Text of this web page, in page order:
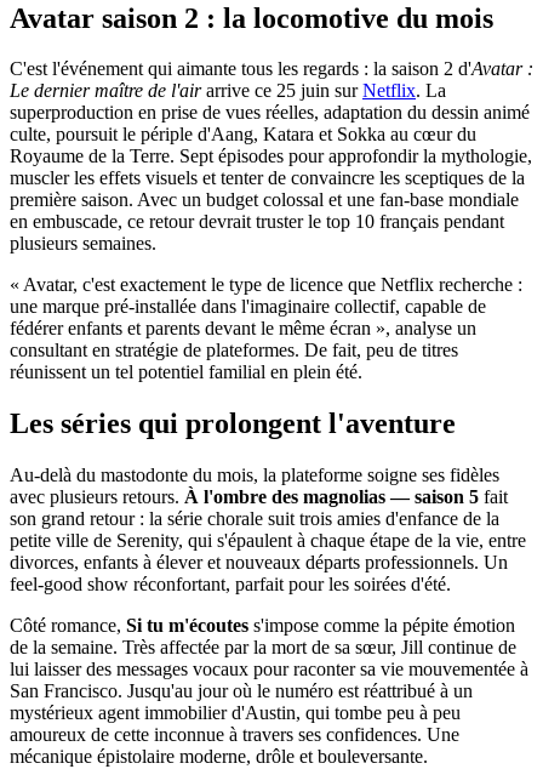
Avatar saison 2 : la locomotive du mois
C'est l'événement qui aimante tous les regards : la saison 2 d'Avatar :
Le dernier maître de l'airarrive ce 25 juin surNetflix. La
superproduction en prise de vues réelles, adaptation du dessin animé
culte, poursuit le périple d'Aang, Katara et Sokka au cœur du
Royaume de la Terre. Sept épisodes pour approfondir la mythologie,
muscler les effets visuels et tenter de convaincre les sceptiques de la
première saison. Avec un budget colossal et une fan-base mondiale
en embuscade, ce retour devrait truster le top 10 français pendant
plusieurs semaines.
« Avatar, c'est exactement le type de licence que Netflix recherche :
une marque pré-installée dans l'imaginaire collectif, capable de
fédérer enfants et parents devant le même écran », analyse un
consultant en stratégie de plateformes. De fait, peu de titres
réunissent un tel potentiel familial en plein été.
Les séries qui prolongent l'aventure
Au-delà du mastodonte du mois, la plateforme soigne ses fidèles
avec plusieurs retours. À l'ombre des magnolias — saison 5 fait
son grand retour : la série chorale suit trois amies d'enfance de la
petite ville de Serenity, qui s'épaulent à chaque étape de la vie, entre
divorces, enfants à élever et nouveaux départs professionnels. Un
feel-good show réconfortant, parfait pour les soirées d'été.
Côté romance, Si tu m'écoutes s'impose comme la pépite émotion
de la semaine. Très affectée par la mort de sa sœur, Jill continue de
lui laisser des messages vocaux pour raconter sa vie mouvementée à
San Francisco. Jusqu'au jour où le numéro est réattribué à un
mystérieux agent immobilier d'Austin, qui tombe peu à peu
amoureux de cette inconnue à travers ses confidences. Une
mécanique épistolaire moderne, drôle et bouleversante.